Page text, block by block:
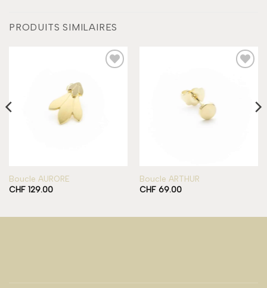
PRODUITS SIMILAIRES
Boucle AURORE
CHF129.00
Boucle ARTHUR
CHF69.00